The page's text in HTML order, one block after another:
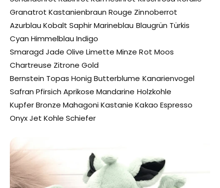
Granatrot Kastanienbraun Rouge Zinnoberrot
Azurblau Kobalt Saphir Marineblau Blaugrün Türkis
Cyan Himmelblau Indigo
Smaragd Jade Olive Limette Minze Rot Moos
Chartreuse Zitrone Gold
Bernstein Topas Honig Butterblume Kanarienvogel
Safran Pfirsich Aprikose Mandarine Holzkohle
Kupfer Bronze Mahagoni Kastanie Kakao Espresso
Onyx Jet Kohle Schiefer